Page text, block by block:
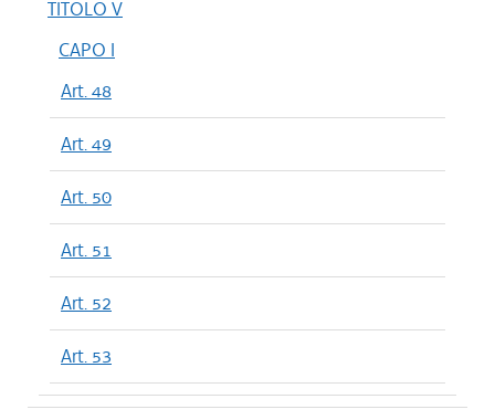
TITOLO V
CAPO I
Art. 48
Art. 49
Art. 50
Art. 51
Art. 52
Art. 53